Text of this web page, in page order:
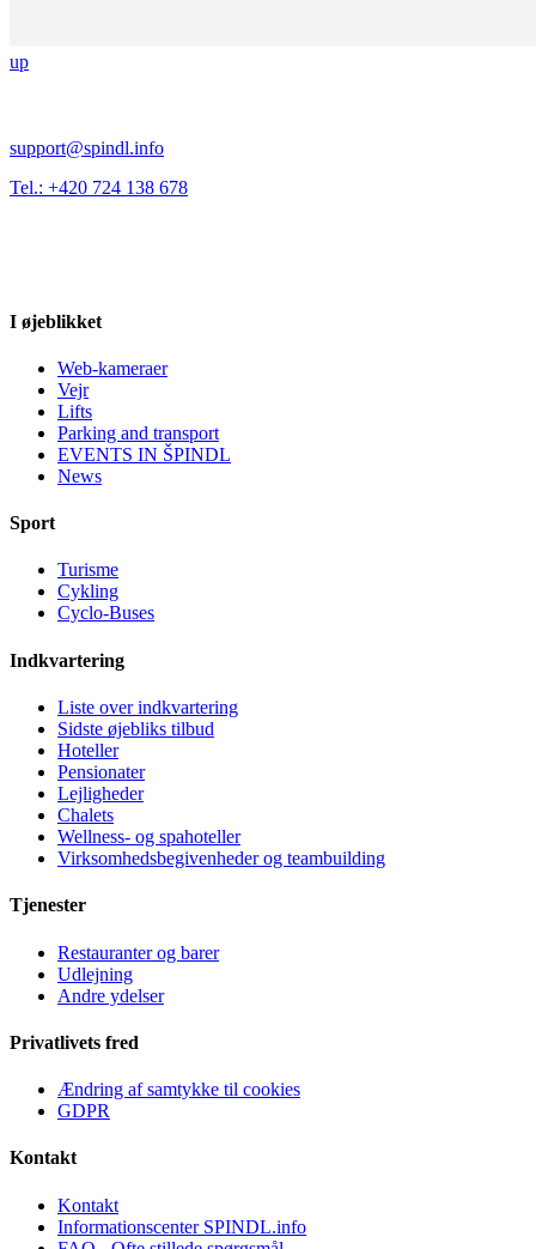
up
support@spindl.info
Tel.: +420 724 138 678
I øjeblikket
Web-kameraer
Vejr
Lifts
Parking and transport
EVENTS IN ŠPINDL
News
Sport
Turisme
Cykling
Cyclo-Buses
Indkvartering
Liste over indkvartering
Sidste øjebliks tilbud
Hoteller
Pensionater
Lejligheder
Chalets
Wellness- og spahoteller
Virksomhedsbegivenheder og teambuilding
Tjenester
Restauranter og barer
Udlejning
Andre ydelser
Privatlivets fred
Ændring af samtykke til cookies
GDPR
Kontakt
Kontakt
Informationscenter SPINDL.info